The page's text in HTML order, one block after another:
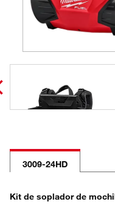
3009-24HD
Kit de soplador de